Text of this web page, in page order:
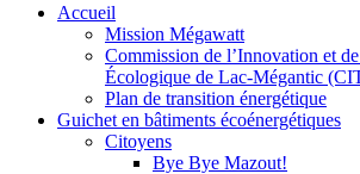
Accueil
Mission Mégawatt
Commission de l’Innovation et
Écologique de Lac-Mégantic
Plan de transition énergétique
Guichet en bâtiments écoénergétiques
Citoyens
Bye Bye Mazout!